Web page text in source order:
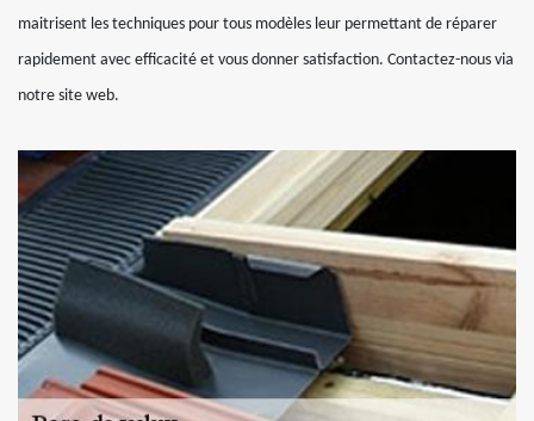
maitrisent les techniques pour tous modèles leur permettant de réparer
rapidement avec efficacité et vous donner satisfaction. Contactez-nous via
notre site web.